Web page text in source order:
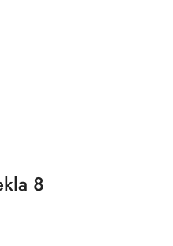
8